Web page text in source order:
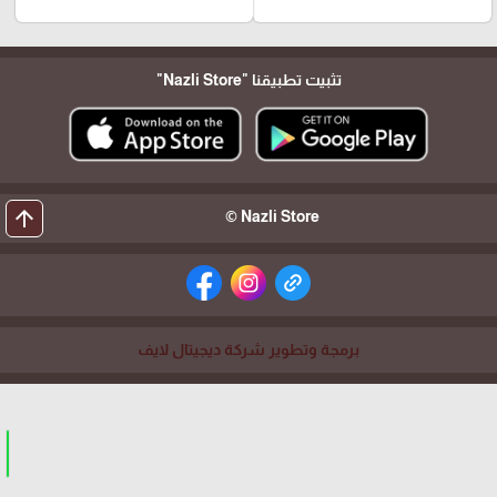
تثبيت تطبيقنا "Nazli Store"
Nazli Store ©
arrow_upward
برمجة وتطوير شركة ديجيتال لايف